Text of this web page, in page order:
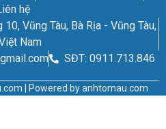
hệ
Vũng Tàu, Bà Rịa - Vũng Tàu,
Nam
SĐT: 0911.713.846
| Powered by anhtomau.com